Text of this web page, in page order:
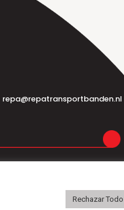
repa@repatransportbanden.nl
Servicios
Contacto
Rechazar Todo